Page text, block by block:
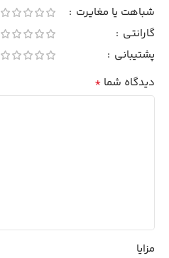
شباهت یا مغایرت
گارانتی
پشتیبانی
دیدگاه شما *
مزایا